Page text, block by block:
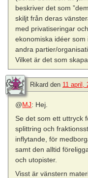
beskriver det som
skiljt från deras
med privatiseringar
ekonomiska idéer
andra partier/
Vilket är det som
Rikard den 11 april,
@MJ: Hej.
Se det som ett uttryck
splittring och
inflytande, för
samt den alltid
och utopister.
Visst är vänstern